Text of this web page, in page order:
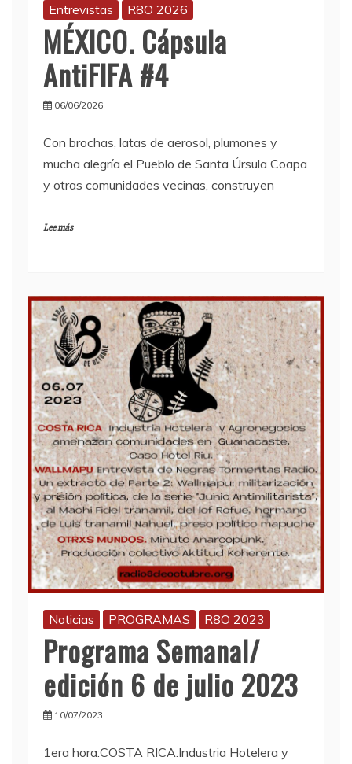
Entrevistas
R8O 2026
MÉXICO. Cápsula
AntiFIFA #4
06/06/2026
Con brochas, latas de aerosol, plumones y
mucha alegría el Pueblo de Santa Úrsula Coapa
y otras comunidades vecinas, construyen
Lee más
Noticias PROGRAMAS R8O 2023
Programa Semanal/
edición 6 de julio 2023
10/07/2023
1era hora:COSTA RICA.Industria Hotelera y